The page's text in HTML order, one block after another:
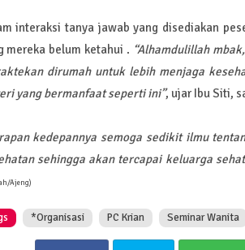
interaksi tanya jawab yang disediakan
mereka belum ketahui . “Alhamdulillah
dirumah untuk lebih menjaga
yang bermanfaat seperti ini”, ujar Ibu Siti,
kedepannya semoga sedikit ilmu
sehingga akan tercapai keluarga
Ajeng)
*Organisasi PC Krian Seminar Wanita